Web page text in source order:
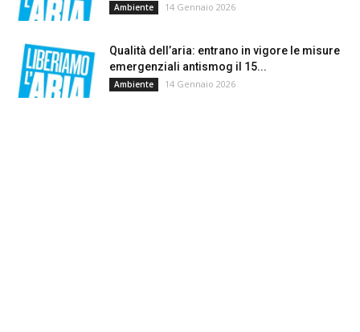
Ambiente 14 Gennaio 2026
Qualità dell’aria: entrano in vigore le misure
emergenziali antismog il 15...
Ambiente 14 Gennaio 2026